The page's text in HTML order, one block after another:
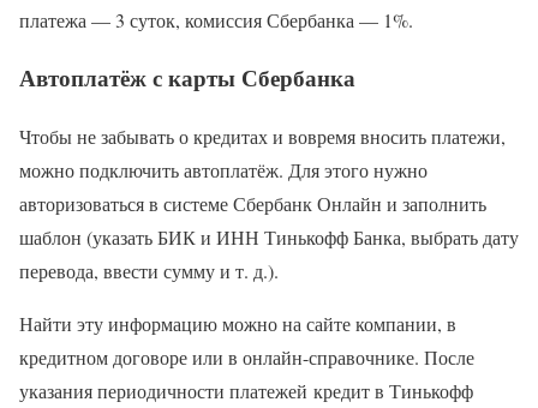
платежа — 3 суток, комиссия Сбербанка — 1%.
Автоплатёж с карты Сбербанка
Чтобы не забывать о кредитах и вовремя вносить платежи,
можно подключить автоплатёж. Для этого нужно
авторизоваться в системе Сбербанк Онлайн и заполнить
шаблон (указать БИК и ИНН Тинькофф Банка, выбрать дату
перевода, ввести сумму и т. д.).
Найти эту информацию можно на сайте компании, в
кредитном договоре или в онлайн-справочнике. После
указания периодичности платежей кредит в Тинькофф